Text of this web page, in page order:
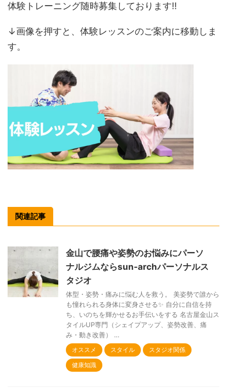
体験トレーニング随時募集しております‼️
↓画像を押すと、体験レッスンのご案内に移動しま
す。
関連記事
金山で腰痛や姿勢のお悩みにパーソ
ナルジムならsun-archパーソナルス
タジオ
体型・姿勢・痛みに悩む人を救う。 美姿勢で誰から
も憧れられる身体に変身させる✨ 自分に自信を持
ち、いのちを輝かせるお手伝いをする 名古屋金山ス
タイルUP専門（シェイプアップ、姿勢改善、痛
み・動き改善） …
オススメ スタイル
スタジオ関係
健康知識